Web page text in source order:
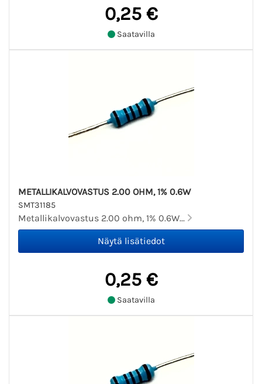
0,25 €
Saatavilla
METALLIKALVOVASTUS 2.00 OHM, 1% 0.6W
SMT31185
Metallikalvovastus 2.00 ohm, 1% 0.6W...
0,25 €
Saatavilla